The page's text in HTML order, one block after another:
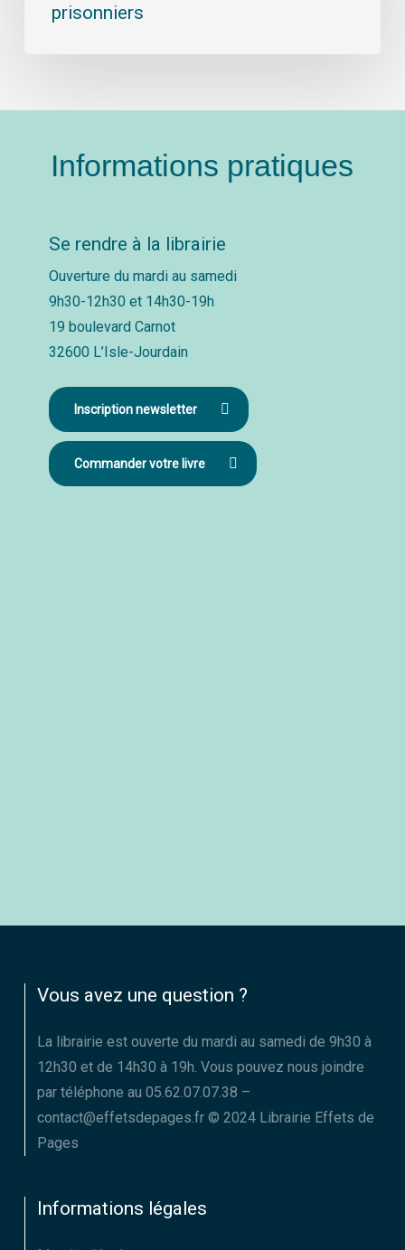
prisonniers
Informations pratiques
Se rendre à la librairie
Ouverture du mardi au samedi
9h30-12h30 et 14h30-19h
19 boulevard Carnot
32600 L’Isle-Jourdain
Inscription newsletter
Commander votre livre
Vous avez une question ?
La librairie est ouverte du mardi au samedi de 9h30 à
12h30 et de 14h30 à 19h. Vous pouvez nous joindre
par téléphone au 05.62.07.07.38 –
contact@effetsdepages.fr © 2024 Librairie Effets de
Pages
Informations légales